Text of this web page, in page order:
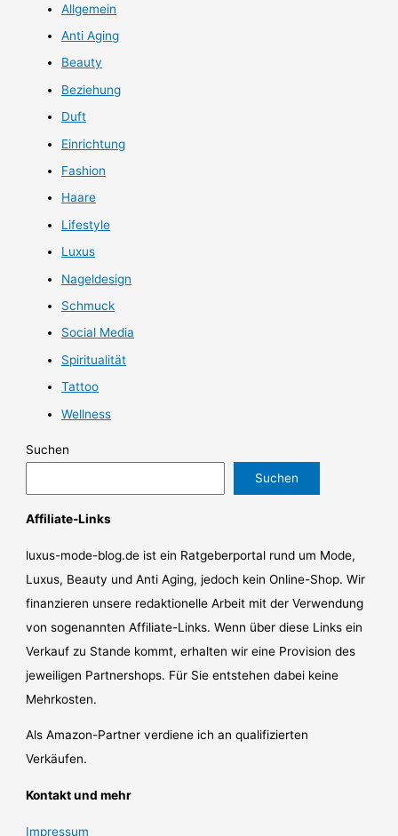
Allgemein
Anti Aging
Beauty
Beziehung
Duft
Einrichtung
Fashion
Haare
Lifestyle
Luxus
Nageldesign
Schmuck
Social Media
Spiritualität
Tattoo
Wellness
Suchen
Suchen
Affiliate-Links
luxus-mode-blog.de ist ein Ratgeberportal rund um Mode,
Luxus, Beauty und Anti Aging, jedoch kein Online-Shop. Wir
finanzieren unsere redaktionelle Arbeit mit der Verwendung
von sogenannten Affiliate-Links. Wenn über diese Links ein
Verkauf zu Stande kommt, erhalten wir eine Provision des
jeweiligen Partnershops. Für Sie entstehen dabei keine
Mehrkosten.
Als Amazon-Partner verdiene ich an qualifizierten
Verkäufen.
Kontakt und mehr
Impressum